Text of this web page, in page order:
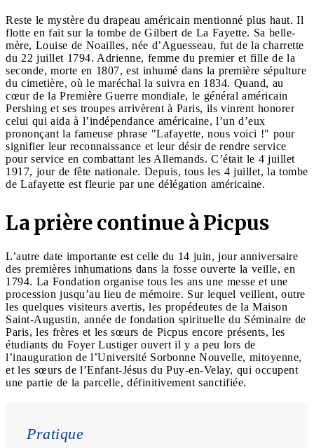
Reste le mystère du drapeau américain mentionné plus haut. Il
flotte en fait sur la tombe de Gilbert de La Fayette. Sa belle-
mère, Louise de Noailles, née d’Aguesseau, fut de la charrette
du 22 juillet 1794. Adrienne, femme du premier et fille de la
seconde, morte en 1807, est inhumé dans la première sépulture
du cimetière, où le maréchal la suivra en 1834. Quand, au
cœur de la Première Guerre mondiale, le général américain
Pershing et ses troupes arrivèrent à Paris, ils vinrent honorer
celui qui aida à l’indépendance américaine, l’un d’eux
prononçant la fameuse phrase "Lafayette, nous voici !" pour
signifier leur reconnaissance et leur désir de rendre service
pour service en combattant les Allemands. C’était le 4 juillet
1917, jour de fête nationale. Depuis, tous les 4 juillet, la tombe
de Lafayette est fleurie par une délégation américaine.
La prière continue à Picpus
L’autre date importante est celle du 14 juin, jour anniversaire
des premières inhumations dans la fosse ouverte la veille, en
1794. La Fondation organise tous les ans une messe et une
procession jusqu’au lieu de mémoire. Sur lequel veillent, outre
les quelques visiteurs avertis, les propédeutes de la Maison
Saint-Augustin, année de fondation spirituelle du Séminaire de
Paris, les frères et les sœurs de Picpus encore présents, les
étudiants du Foyer Lustiger ouvert il y a peu lors de
l’inauguration de l’Université Sorbonne Nouvelle, mitoyenne,
et les sœurs de l’Enfant-Jésus du Puy-en-Velay, qui occupent
une partie de la parcelle, définitivement sanctifiée.
Pratique